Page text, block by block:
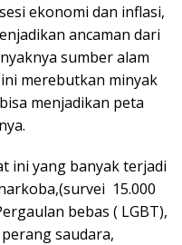
ekonomi dan inflasi,
ancaman dari
sumber alam
merebutkan minyak
menjadikan peta
ini yang banyak terjadi
15.000
bebas ( LGBT),
saudara,